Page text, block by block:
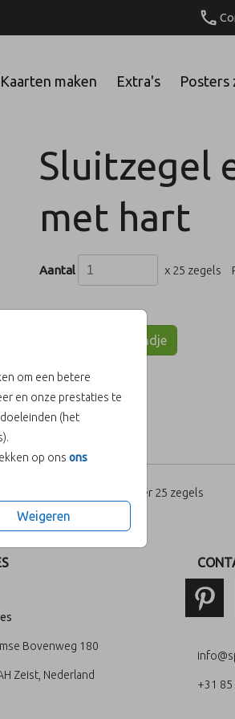
Kaarten maken Extra's Posters
om een betere
en onze prestaties te
(het
op ons ons
Weigeren
Sluitzegel
met hart
Aantal x 25 zegels
In winkelmandje
per 25 zegels
Bovenweg 180
Zeist, Nederland
+31 85